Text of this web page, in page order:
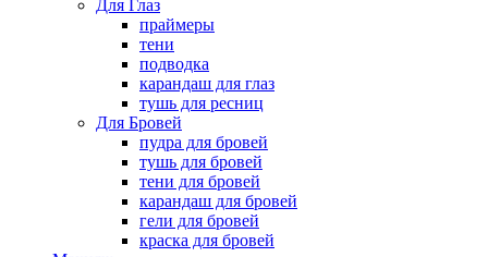
Для Глаз
праймеры
тени
подводка
карандаш для глаз
тушь для ресниц
Для Бровей
пудра для бровей
тушь для бровей
тени для бровей
карандаш для бровей
гели для бровей
краска для бровей